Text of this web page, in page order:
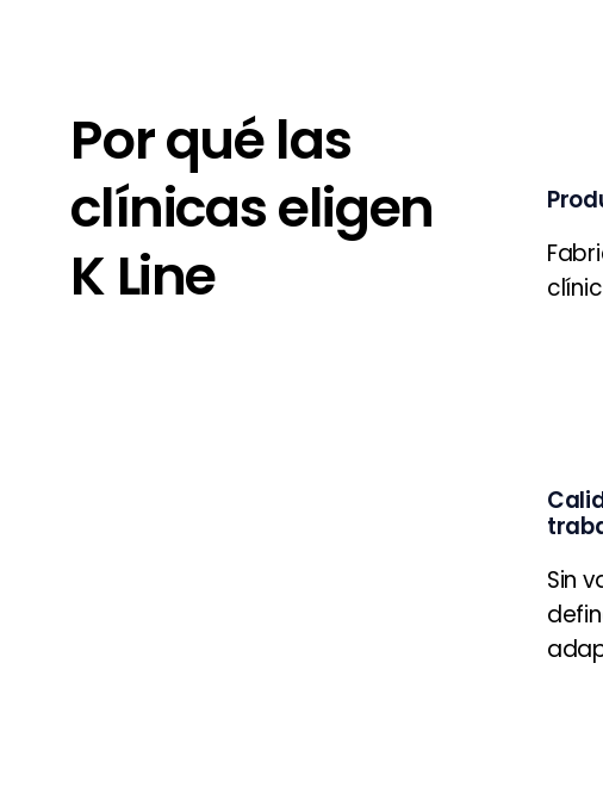
Por qué las
clínicas eligen
K Line
Sin